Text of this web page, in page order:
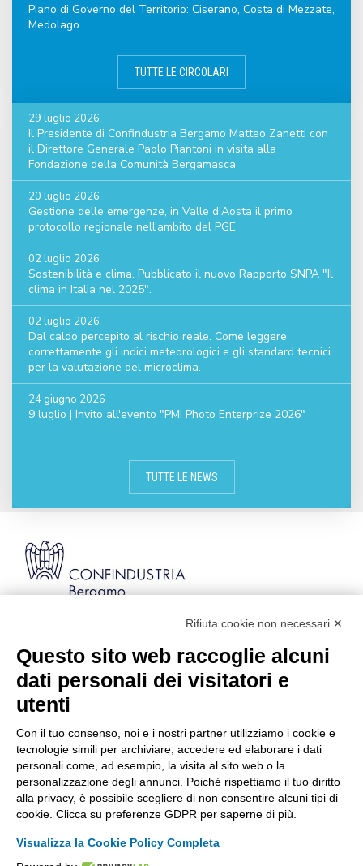
Piano di Governo del Territorio: Ciserano, Costa di Mezzate,
Medolago
TUTTE LE CIRCOLARI
29 luglio 2026
Il Presidente di Confindustria Bergamo Matteo Zanetti con
il Direttore Generale Paolo Piantoni in visita alla
Fondazione della Comunità Bergamasca
20 luglio 2026
Gestione delle emergenze, in Valle d'Aosta il primo
protocollo regionale nell'ambito del PGE
02 luglio 2026
Sostenibilità e clima. Pubblicato il nuovo Rapporto SNPA "Il
clima in Italia nel 2025".
02 luglio 2026
Dal caldo percepito al rischio reale. Come leggere
correttamente gli indici meteorologici e gli standard tecnici
per la valutazione del microclima.
24 giugno 2026
9 luglio | Invito all'evento "PMI Photo Enterprize 2026"
TUTTE LE NEWS
Codice Fiscale: 80021750163 | PEC:
info@pec.confindustriabergamo.it
CONFINDUSTRIA BERGAMO
ASSISTENZA & PRIVACY
Rifiuta cookie non necessari ✕
Questo sito web raccoglie alcuni
dati personali dei visitatori e
utenti
Con il tuo consenso, noi e i nostri partner utilizziamo i cookie e
tecnologie simili per archiviare, accedere ed elaborare i dati
personali come, ad esempio, la visita al sito web o la
personalizzazione degli annunci. Poiché rispettiamo il tuo diritto
alla privacy, è possibile scegliere di non consentire alcuni tipi di
cookie. Clicca su preferenze GDPR per saperne di più.
Visualizza la Cookie Policy Completa